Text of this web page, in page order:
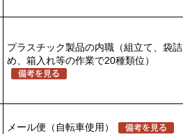
プラスチック製品の内職（組立て、袋詰
め、箱入れ等の作業で20種類位）
メール便（自転車使用）